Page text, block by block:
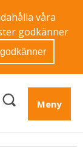
våra
godkänner
Meny